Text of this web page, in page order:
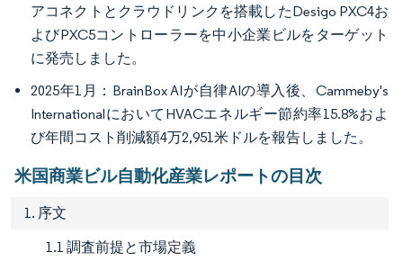
アコネクトとクラウドリンクを搭載したDesigo PXC4お
よびPXC5コントローラーを中小企業ビルをターゲット
に発売しました。
2025年1月：BrainBox AIが自律AIの導入後、Cammeby's
InternationalにおいてHVACエネルギー節約率15.8%およ
び年間コスト削減額4万2,951米ドルを報告しました。
米国商業ビル自動化産業レポートの目次
1. 序文
1.1 調査前提と市場定義